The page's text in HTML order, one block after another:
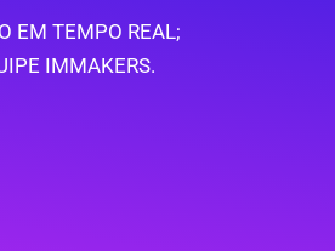
EM TEMPO REAL;
IMMAKERS.